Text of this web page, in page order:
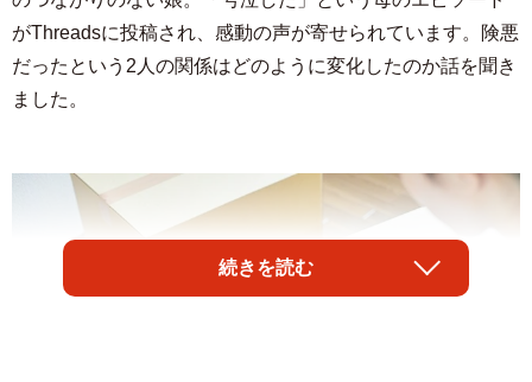
がThreadsに投稿され、感動の声が寄せられています。険悪
だったという2人の関係はどのように変化したのか話を聞き
ました。
続きを読む